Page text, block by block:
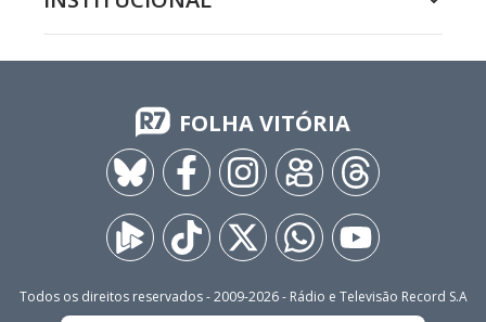
FOLHA VITÓRIA
Todos os direitos reservados - 2009-2026- Rádio e Televisão Record S.A